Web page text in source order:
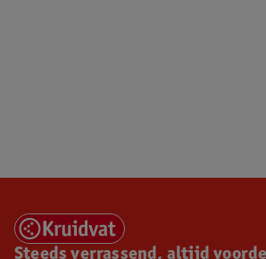
Steeds verrassend, altijd